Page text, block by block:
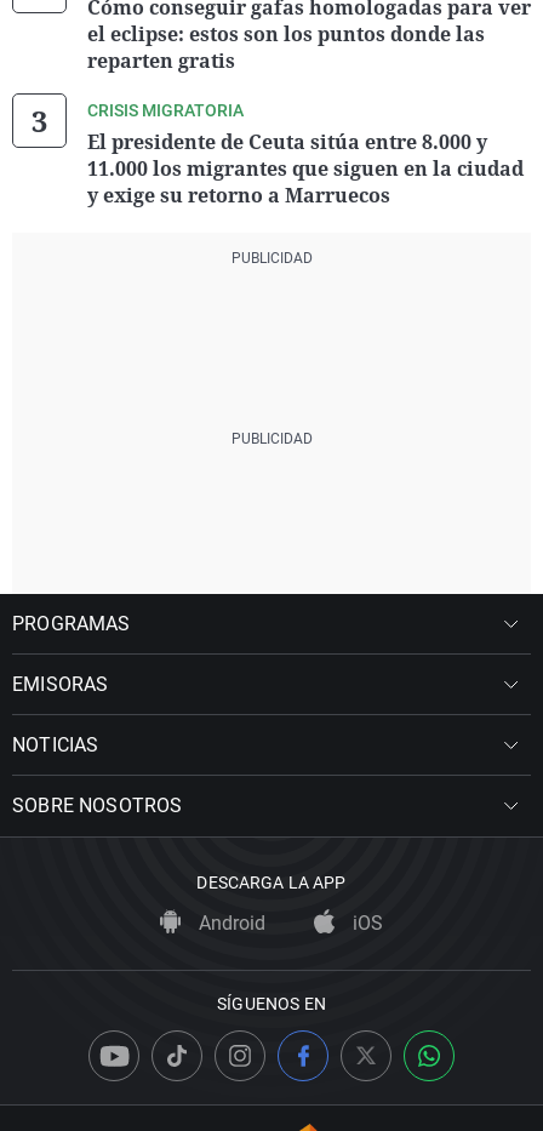
Cómo conseguir gafas homologadas para ver
el eclipse: estos son los puntos donde las
reparten gratis
CRISIS MIGRATORIA
El presidente de Ceuta sitúa entre 8.000 y
11.000 los migrantes que siguen en la ciudad
y exige su retorno a Marruecos
PROGRAMAS
EMISORAS
NOTICIAS
SOBRE NOSOTROS
DESCARGA LA APP
Android iOS
SÍGUENOS EN